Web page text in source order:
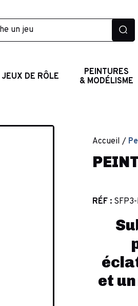
JEUX DE RÔLE
PEINTURES
& MODÉLISME
Accueil
RÉF :
et